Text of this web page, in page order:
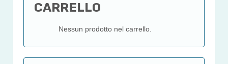
CARRELLO
Nessun prodotto nel carrello.